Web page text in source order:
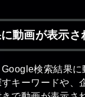
動画が表示さ
検索結果
キーワードや、